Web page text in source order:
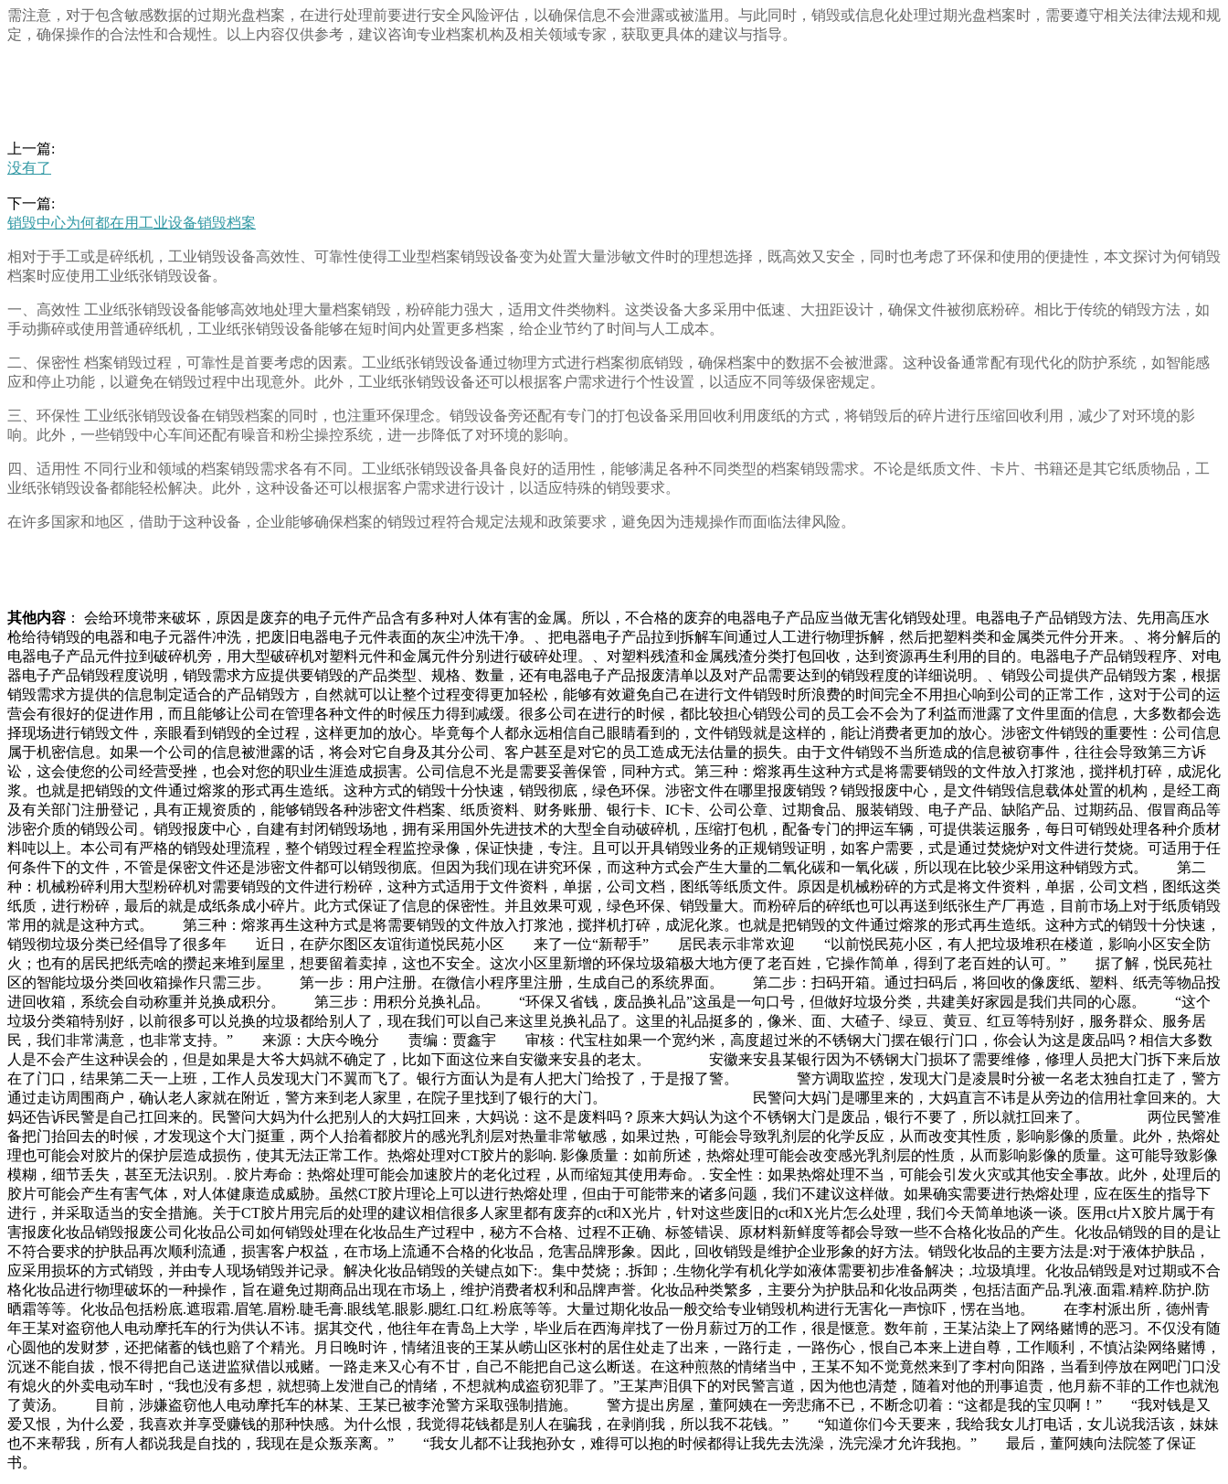
需注意，对于包含敏感数据的过期光盘档案，在进行处理前要进行安全风险评估，以确保信息不会泄露或被滥用。与此同时，销毁或信息化处理过期光盘档案时，需要遵守相关法律法规和规
定，确保操作的合法性和合规性。以上内容仅供参考，建议咨询专业档案机构及相关领域专家，获取更具体的建议与指导。
上一篇:
没有了
下一篇:
销毁中心为何都在用工业设备销毁档案
相对于手工或是碎纸机，工业销毁设备高效性、可靠性使得工业型档案销毁设备变为处置大量涉敏文件时的理想选择，既高效又安全，同时也考虑了环保和使用的便捷性，本文探讨为何销毁
档案时应使用工业纸张销毁设备。
一、高效性 工业纸张销毁设备能够高效地处理大量档案销毁，粉碎能力强大，适用文件类物料。这类设备大多采用中低速、大扭距设计，确保文件被彻底粉碎。相比于传统的销毁方法，如
手动撕碎或使用普通碎纸机，工业纸张销毁设备能够在短时间内处置更多档案，给企业节约了时间与人工成本。
二、保密性 档案销毁过程，可靠性是首要考虑的因素。工业纸张销毁设备通过物理方式进行档案彻底销毁，确保档案中的数据不会被泄露。这种设备通常配有现代化的防护系统，如智能感
应和停止功能，以避免在销毁过程中出现意外。此外，工业纸张销毁设备还可以根据客户需求进行个性设置，以适应不同等级保密规定。
三、环保性 工业纸张销毁设备在销毁档案的同时，也注重环保理念。销毁设备旁还配有专门的打包设备采用回收利用废纸的方式，将销毁后的碎片进行压缩回收利用，减少了对环境的影
响。此外，一些销毁中心车间还配有噪音和粉尘操控系统，进一步降低了对环境的影响。
四、适用性 不同行业和领域的档案销毁需求各有不同。工业纸张销毁设备具备良好的适用性，能够满足各种不同类型的档案销毁需求。不论是纸质文件、卡片、书籍还是其它纸质物品，工
业纸张销毁设备都能轻松解决。此外，这种设备还可以根据客户需求进行设计，以适应特殊的销毁要求。
在许多国家和地区，借助于这种设备，企业能够确保档案的销毁过程符合规定法规和政策要求，避免因为违规操作而面临法律风险。
其他内容 ： 会给环境带来破坏，原因是废弃的电子元件产品含有多种对人体有害的金属。所以，不合格的废弃的电器电子产品应当做无害化销毁处理。电器电子产品销毁方法、先用高压水
枪给待销毁的电器和电子元器件冲洗，把废旧电器电子元件表面的灰尘冲洗干净。、把电器电子产品拉到拆解车间通过人工进行物理拆解，然后把塑料类和金属类元件分开来。、将分解后的
电器电子产品元件拉到破碎机旁，用大型破碎机对塑料元件和金属元件分别进行破碎处理。、对塑料残渣和金属残渣分类打包回收，达到资源再生利用的目的。电器电子产品销毁程序、对电
器电子产品销毁程度说明，销毁需求方应提供要销毁的产品类型、规格、数量，还有电器电子产品报废清单以及对产品需要达到的销毁程度的详细说明。、销毁公司提供产品销毁方案，根据
销毁需求方提供的信息制定适合的产品销毁方，自然就可以让整个过程变得更加轻松，能够有效避免自己在进行文件销毁时所浪费的时间完全不用担心响到公司的正常工作，这对于公司的运
营会有很好的促进作用，而且能够让公司在管理各种文件的时候压力得到减缓。很多公司在进行的时候，都比较担心销毁公司的员工会不会为了利益而泄露了文件里面的信息，大多数都会选
择现场进行销毁文件，亲眼看到销毁的全过程，这样更加的放心。毕竟每个人都永远相信自己眼睛看到的，文件销毁就是这样的，能让消费者更加的放心。涉密文件销毁的重要性：公司信息
属于机密信息。如果一个公司的信息被泄露的话，将会对它自身及其分公司、客户甚至是对它的员工造成无法估量的损失。由于文件销毁不当所造成的信息被窃事件，往往会导致第三方诉
讼，这会使您的公司经营受挫，也会对您的职业生涯造成损害。公司信息不光是需要妥善保管，同种方式。第三种：熔浆再生这种方式是将需要销毁的文件放入打浆池，搅拌机打碎，成泥化
浆。也就是把销毁的文件通过熔浆的形式再生造纸。这种方式的销毁十分快速，销毁彻底，绿色环保。涉密文件在哪里报废销毁？销毁报废中心，是文件销毁信息载体处置的机构，是经工商
及有关部门注册登记，具有正规资质的，能够销毁各种涉密文件档案、纸质资料、财务账册、银行卡、IC卡、公司公章、过期食品、服装销毁、电子产品、缺陷产品、过期药品、假冒商品等
涉密介质的销毁公司。销毁报废中心，自建有封闭销毁场地，拥有采用国外先进技术的大型全自动破碎机，压缩打包机，配备专门的押运车辆，可提供装运服务，每日可销毁处理各种介质材
料吨以上。本公司有严格的销毁处理流程，整个销毁过程全程监控录像，保证快捷，专注。且可以开具销毁业务的正规销毁证明，如客户需要，式是通过焚烧炉对文件进行焚烧。可适用于任
何条件下的文件，不管是保密文件还是涉密文件都可以销毁彻底。但因为我们现在讲究环保，而这种方式会产生大量的二氧化碳和一氧化碳，所以现在比较少采用这种销毁方式。 第二
种：机械粉碎利用大型粉碎机对需要销毁的文件进行粉碎，这种方式适用于文件资料，单据，公司文档，图纸等纸质文件。原因是机械粉碎的方式是将文件资料，单据，公司文档，图纸这类
纸质，进行粉碎，最后的就是成纸条成小碎片。此方式保证了信息的保密性。并且效果可观，绿色环保、销毁量大。而粉碎后的碎纸也可以再送到纸张生产厂再造，目前市场上对于纸质销毁
常用的就是这种方式。 第三种：熔浆再生这种方式是将需要销毁的文件放入打浆池，搅拌机打碎，成泥化浆。也就是把销毁的文件通过熔浆的形式再生造纸。这种方式的销毁十分快速，
销毁彻垃圾分类已经倡导了很多年 近日，在萨尔图区友谊街道悦民苑小区 来了一位“新帮手” 居民表示非常欢迎 “以前悦民苑小区，有人把垃圾堆积在楼道，影响小区安全防
火；也有的居民把纸壳啥的攒起来堆到屋里，想要留着卖掉，这也不安全。这次小区里新增的环保垃圾箱极大地方便了老百姓，它操作简单，得到了老百姓的认可。” 据了解，悦民苑社
区的智能垃圾分类回收箱操作只需三步。 第一步：用户注册。在微信小程序里注册，生成自己的系统界面。 第二步：扫码开箱。通过扫码后，将回收的像废纸、塑料、纸壳等物品投
进回收箱，系统会自动称重并兑换成积分。 第三步：用积分兑换礼品。 “环保又省钱，废品换礼品”这虽是一句口号，但做好垃圾分类，共建美好家园是我们共同的心愿。 “这个
垃圾分类箱特别好，以前很多可以兑换的垃圾都给别人了，现在我们可以自己来这里兑换礼品了。这里的礼品挺多的，像米、面、大碴子、绿豆、黄豆、红豆等特别好，服务群众、服务居
民，我们非常满意，也非常支持。” 来源：大庆今晚分 责编：贾鑫宇 审核：代宝柱如果一个宽约米，高度超过米的不锈钢大门摆在银行门口，你会认为这是废品吗？相信大多数
人是不会产生这种误会的，但是如果是大爷大妈就不确定了，比如下面这位来自安徽来安县的老太。 安徽来安县某银行因为不锈钢大门损坏了需要维修，修理人员把大门拆下来后放
在了门口，结果第二天一上班，工作人员发现大门不翼而飞了。银行方面认为是有人把大门给投了，于是报了警。 警方调取监控，发现大门是凌晨时分被一名老太独自扛走了，警方
通过走访周围商户，确认老人家就在附近，警方来到老人家里，在院子里找到了银行的大门。 民警问大妈门是哪里来的，大妈直言不讳是从旁边的信用社拿回来的。大
妈还告诉民警是自己扛回来的。民警问大妈为什么把别人的大妈扛回来，大妈说：这不是废料吗？原来大妈认为这个不锈钢大门是废品，银行不要了，所以就扛回来了。 两位民警准
备把门抬回去的时候，才发现这个大门挺重，两个人抬着都胶片的感光乳剂层对热量非常敏感，如果过热，可能会导致乳剂层的化学反应，从而改变其性质，影响影像的质量。此外，热熔处
理也可能会对胶片的保护层造成损伤，使其无法正常工作。热熔处理对CT胶片的影响. 影像质量：如前所述，热熔处理可能会改变感光乳剂层的性质，从而影响影像的质量。这可能导致影像
模糊，细节丢失，甚至无法识别。. 胶片寿命：热熔处理可能会加速胶片的老化过程，从而缩短其使用寿命。. 安全性：如果热熔处理不当，可能会引发火灾或其他安全事故。此外，处理后的
胶片可能会产生有害气体，对人体健康造成威胁。虽然CT胶片理论上可以进行热熔处理，但由于可能带来的诸多问题，我们不建议这样做。如果确实需要进行热熔处理，应在医生的指导下
进行，并采取适当的安全措施。关于CT胶片用完后的处理的建议相信很多人家里都有废弃的ct和X光片，针对这些废旧的ct和X光片怎么处理，我们今天简单地谈一谈。医用ct片X胶片属于有
害报废化妆品销毁报废公司化妆品公司如何销毁处理在化妆品生产过程中，秘方不合格、过程不正确、标签错误、原材料新鲜度等都会导致一些不合格化妆品的产生。化妆品销毁的目的是让
不符合要求的护肤品再次顺利流通，损害客户权益，在市场上流通不合格的化妆品，危害品牌形象。因此，回收销毁是维护企业形象的好方法。销毁化妆品的主要方法是:对于液体护肤品，
应采用损坏的方式销毁，并由专人现场销毁并记录。解决化妆品销毁的关键点如下:。集中焚烧；.拆卸；.生物化学有机化学如液体需要初步准备解决；.垃圾填埋。化妆品销毁是对过期或不合
格化妆品进行物理破坏的一种操作，旨在避免过期商品出现在市场上，维护消费者权利和品牌声誉。化妆品种类繁多，主要分为护肤品和化妆品两类，包括洁面产品.乳液.面霜.精粹.防护.防
晒霜等等。化妆品包括粉底.遮瑕霜.眉笔.眉粉.睫毛膏.眼线笔.眼影.腮红.口红.粉底等等。大量过期化妆品一般交给专业销毁机构进行无害化一声惊吓，愣在当地。 在李村派出所，德州青
年王某对盗窃他人电动摩托车的行为供认不讳。据其交代，他往年在青岛上大学，毕业后在西海岸找了一份月薪过万的工作，很是惬意。数年前，王某沾染上了网络赌博的恶习。不仅没有随
心圆他的发财梦，还把储蓄的钱也赔了个精光。月日晚时许，情绪沮丧的王某从崂山区张村的居住处走了出来，一路行走，一路伤心，恨自己本来上进自尊，工作顺利，不慎沾染网络赌博，
沉迷不能自拔，恨不得把自己送进监狱借以戒赌。一路走来又心有不甘，自己不能把自己这么断送。在这种煎熬的情绪当中，王某不知不觉竟然来到了李村向阳路，当看到停放在网吧门口没
有熄火的外卖电动车时，“我也没有多想，就想骑上发泄自己的情绪，不想就构成盗窃犯罪了。”王某声泪俱下的对民警言道，因为他也清楚，随着对他的刑事追责，他月薪不菲的工作也就泡
了黄汤。 目前，涉嫌盗窃他人电动摩托车的林某、王某已被李沧警方采取强制措施。 警方提出房屋，董阿姨在一旁悲痛不已，不断念叨着：“这都是我的宝贝啊！” “我对钱是又
爱又恨，为什么爱，我喜欢并享受赚钱的那种快感。为什么恨，我觉得花钱都是别人在骗我，在剥削我，所以我不花钱。” “知道你们今天要来，我给我女儿打电话，女儿说我活该，妹妹
也不来帮我，所有人都说我是自找的，我现在是众叛亲离。” “我女儿都不让我抱孙女，难得可以抱的时候都得让我先去洗澡，洗完澡才允许我抱。” 最后，董阿姨向法院签了保证
书。